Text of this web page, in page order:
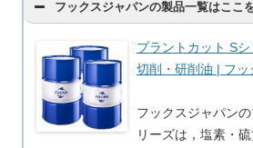
フックスジャパンの製品一覧はここ
プラントカット S
切削・研削油 | フッ
フックスジャパン
リーズは，塩素・